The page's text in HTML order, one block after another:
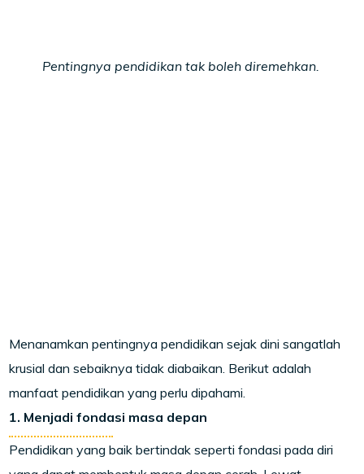
Pentingnya pendidikan tak boleh diremehkan.
Menanamkan pentingnya pendidikan sejak dini sangatlah
krusial dan sebaiknya tidak diabaikan. Berikut adalah
manfaat pendidikan yang perlu dipahami.
1. Menjadi fondasi masa depan
Pendidikan yang baik bertindak seperti fondasi pada diri